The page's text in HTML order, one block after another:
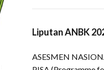
Liputan ANBK
ASESMEN